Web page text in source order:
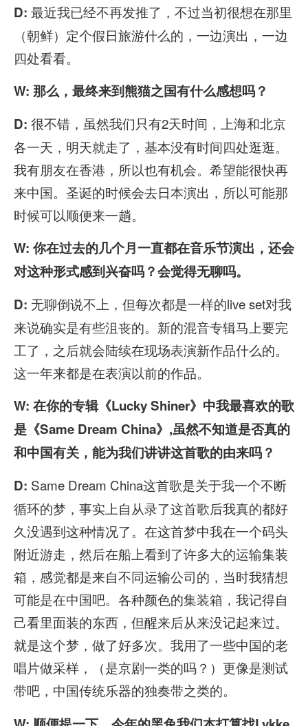
D: 最近我已经不再发推了，不过当初很想在那里
（朝鲜）定个假日旅游什么的，一边演出，一边
四处看看。
W: 那么，最终来到熊猫之国有什么感想吗？
D: 很不错，虽然我们只有2天时间，上海和北京
各一天，明天就走了，基本没有时间四处逛逛。
我有朋友在香港，所以也有机会。希望能很快再
来中国。圣诞的时候会去日本演出，所以可能那
时候可以顺便来一趟。
W: 你在过去的几个月一直都在音乐节演出，还会
对这种形式感到兴奋吗？会觉得无聊吗。
D: 无聊倒说不上，但每次都是一样的live set对我
来说确实是有些沮丧的。新的混音专辑马上要完
工了，之后就会陆续在现场表演新作品什么的。
这一年来都是在表演以前的作品。
W: 在你的专辑《Lucky Shiner》中我最喜欢的歌
是《Same Dream China》,虽然不知道是否真的
和中国有关，能为我们讲讲这首歌的由来吗？
D: Same Dream China这首歌是关于我一个不断
循环的梦，事实上自从录了这首歌后我真的都好
久没遇到这种情况了。在这首梦中我在一个码头
附近游走，然后在船上看到了许多大的运输集装
箱，感觉都是来自不同运输公司的，当时我猜想
可能是在中国吧。各种颜色的集装箱，我记得自
己看里面装的东西，但醒来后从来没记起来过。
就是这个梦，做了好多次。我用了一些中国的老
唱片做采样，（是京剧一类的吗？）更像是测试
带吧，中国传统乐器的独奏带之类的。